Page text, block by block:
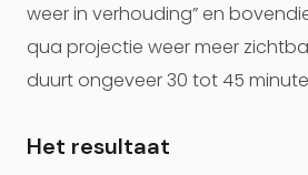
weer in verhouding” en
qua projectie weer meer
duurt ongeveer 30 tot 45
Het resultaat